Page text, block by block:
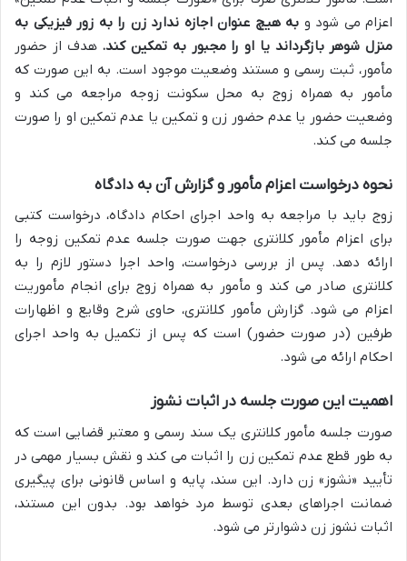
اعزام می شود و به هیچ عنوان اجازه ندارد زن را به زور فیزیکی به
منزل شوهر بازگرداند یا او را مجبور به تمکین کند. هدف از حضور
مأمور، ثبت رسمی و مستند وضعیت موجود است. به این صورت که
مأمور به همراه زوج به محل سکونت زوجه مراجعه می کند و
وضعیت حضور یا عدم حضور زن و تمکین یا عدم تمکین او را صورت
جلسه می کند.
نحوه درخواست اعزام مأمور و گزارش آن به دادگاه
زوج باید با مراجعه به واحد اجرای احکام دادگاه، درخواست کتبی
برای اعزام مأمور کلانتری جهت صورت جلسه عدم تمکین زوجه را
ارائه دهد. پس از بررسی درخواست، واحد اجرا دستور لازم را به
کلانتری صادر می کند و مأمور به همراه زوج برای انجام مأموریت
اعزام می شود. گزارش مأمور کلانتری، حاوی شرح وقایع و اظهارات
طرفین (در صورت حضور) است که پس از تکمیل به واحد اجرای
احکام ارائه می شود.
اهمیت این صورت جلسه در اثبات نشوز
صورت جلسه مأمور کلانتری یک سند رسمی و معتبر قضایی است که
به طور قطع عدم تمکین زن را اثبات می کند و نقش بسیار مهمی در
تأیید «نشوز» زن دارد. این سند، پایه و اساس قانونی برای پیگیری
ضمانت اجراهای بعدی توسط مرد خواهد بود. بدون این مستند،
اثبات نشوز زن دشوارتر می شود.